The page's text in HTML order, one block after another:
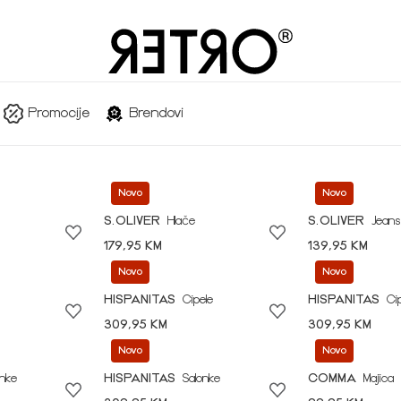
Promocije Brendovi
Novo
S.OLIVER
Hlače
179,95 KM
Novo
S.OLIVER
139,95 KM
Novo
HISPANITAS
Cipele
309,95 KM
Novo
HISPANITAS
309,95 KM
Novo
HISPANITAS
Salonke
Novo
COMMA
Majica